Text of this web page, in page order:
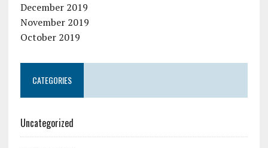
December 2019
November 2019
October 2019
CATEGORIES
Uncategorized